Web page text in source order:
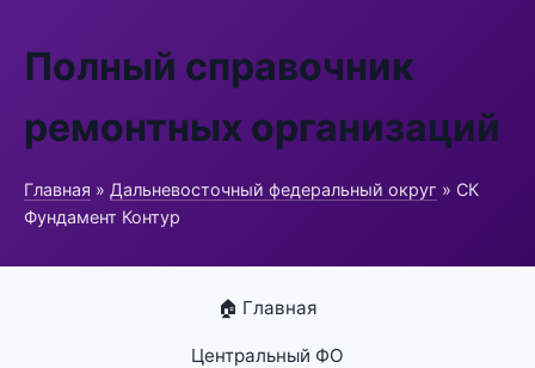
Полный справочник
ремонтных организаций
Главная » Дальневосточный федеральный округ » СК
Фундамент Контур
🏠 Главная
Центральный ФО